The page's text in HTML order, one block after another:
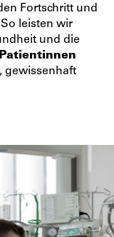
Fortschritt und
leisten wir
und die
gewissenhaft